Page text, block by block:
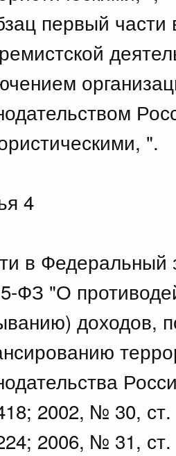
первый части
".
4
в Федеральный
ФЗ "О
доходов,
2002, № 30,
2006, № 31,